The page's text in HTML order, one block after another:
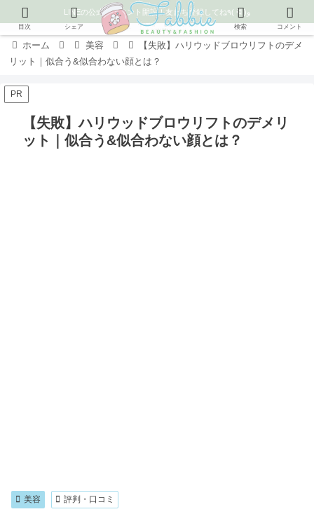
LINEの公式アカウント開設！友だち登録してね٩( ᐛ )و
ホーム 美容
【失敗】ハリウッドブロウリフトのデメ
リット｜似合う&似合わない顔とは？
PR
【失敗】ハリウッドブロウリフトのデメリ
ット｜似合う&似合わない顔とは？
美容 評判・口コミ
目次 シェア 検索 コメント